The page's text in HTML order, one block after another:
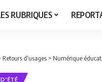
RUBRIQUES
Retours d'usages > Numérique